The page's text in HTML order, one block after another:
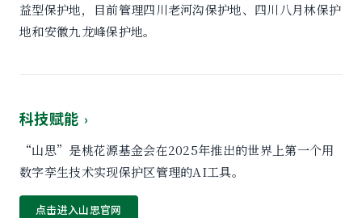
益型保护地，目前管理四川老河沟保护地、四川八月林保护
地和安徽九龙峰保护地。
科技赋能 ›
“山思”是桃花源基金会在2025年推出的世界上第一个用
数字孪生技术实现保护区管理的AI工具。
点击进入山思官网